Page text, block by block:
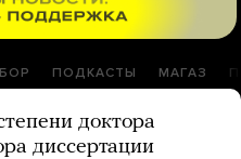
ПОДКАСТЫ МАГАЗ
доктора
диссертации